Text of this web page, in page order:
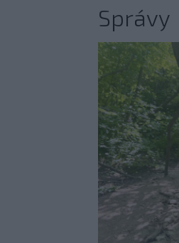
Správy